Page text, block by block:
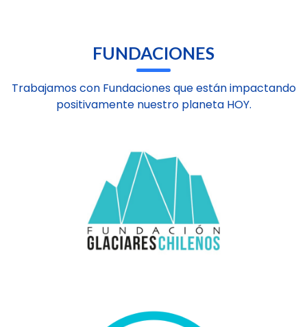
FUNDACIONES
Trabajamos con Fundaciones que están impactando
positivamente nuestro planeta HOY.